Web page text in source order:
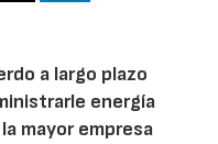
a largo plazo
energía
mayor empresa